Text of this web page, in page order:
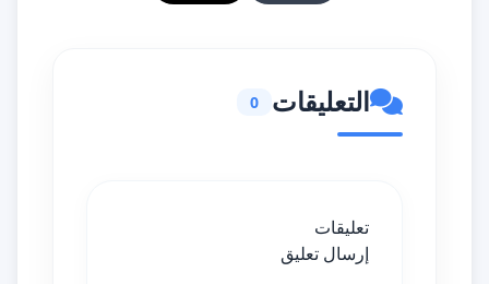
التعليقات 0
تعليقات
إرسال تعليق